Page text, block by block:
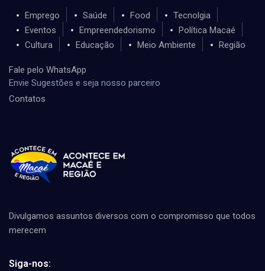
Emprego Saúde Food
Tecnolgia
Eventos
Empreendedorismo
Política Macaé
Cultura
Educação Meio Ambiente Região
Fale pelo WhatsApp
Envie Sugestões e seja nosso parceiro
Contatos
Divulgamos assuntos diversos com o compromisso que todos
merecem
Siga-nos: